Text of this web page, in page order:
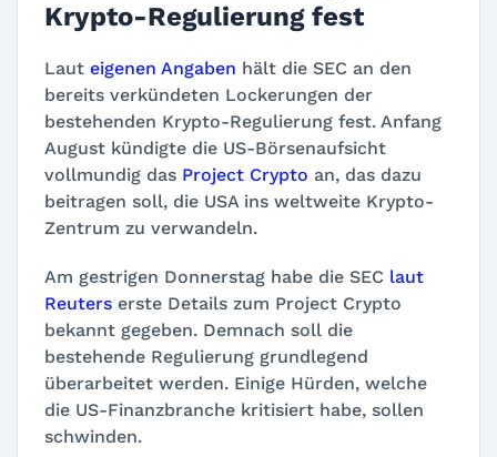
Krypto-Regulierung fest
Laut eigenen Angaben hält die SEC an den
bereits verkündeten Lockerungen der
bestehenden Krypto-Regulierung fest. Anfang
August kündigte die US-Börsenaufsicht
vollmundig das Project Crypto an, das dazu
beitragen soll, die USA ins weltweite Krypto-
Zentrum zu verwandeln.
Am gestrigen Donnerstag habe die SEC laut
Reuters erste Details zum Project Crypto
bekannt gegeben. Demnach soll die
bestehende Regulierung grundlegend
überarbeitet werden. Einige Hürden, welche
die US-Finanzbranche kritisiert habe, sollen
schwinden.